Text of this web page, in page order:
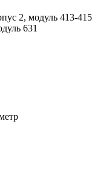
2, модуль 413-415
631